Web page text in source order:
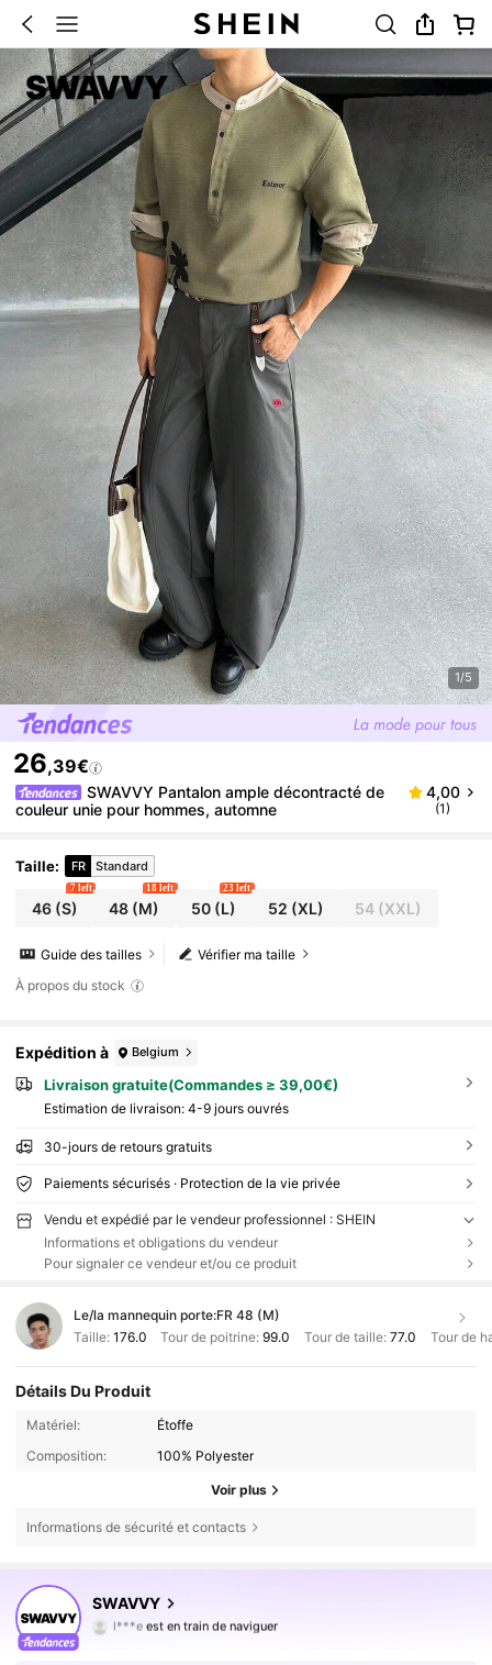
1/5
26,39€
SWAVVY Pantalon ample décontracté de
couleur unie pour hommes, automne
4,00
(1)
Taille: FR Standard
46(S)
7 left
48 (M)
18 left
50(L)
23 left
52 (XL) 54 (XXL)
Vérifier ma taille
Guide des tailles
À propos du stock
Expédition à Belgium
Livraison gratuite(Commandes ≥ 39,00€)
Estimation de livraison: 4-9 jours ouvrés
30-jours de retours gratuits
Paiements sécurisés · Protection de la vie privée
Vendu et expédié par le vendeur professionnel : SHEIN
Informations et obligations du vendeur
Pour signaler ce vendeur et/ou ce produit
Le/la mannequin porte:FR 48 (M)
Taille: 176.0 Tour de poitrine:99.0 Tour de taille: 77.0 Tour de
Détails Du Produit
Matériel:
Étoffe
Composition:
100% Polyester
Voir plus
Informations de sécurité et contacts
SWAVVY
l***eest en train de naviguer
4,81
332K Suiveurs